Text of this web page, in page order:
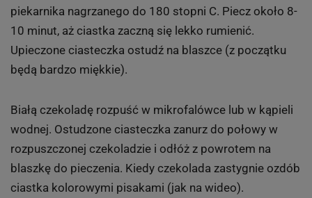
piekarnika nagrzanego do 180 stopni C. Piecz około 8-
10 minut, aż ciastka zaczną się lekko rumienić.
Upieczone ciasteczka ostudź na blaszce (z początku
będą bardzo miękkie).
Białą czekoladę rozpuść w mikrofalówce lub w kąpieli
wodnej. Ostudzone ciasteczka zanurz do połowy w
rozpuszczonej czekoladzie i odłóż z powrotem na
blaszkę do pieczenia. Kiedy czekolada zastygnie ozdób
ciastka kolorowymi pisakami (jak na wideo).